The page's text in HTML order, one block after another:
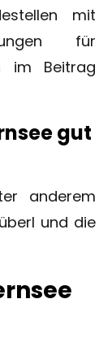
mit
für
im Beitrag
gut
anderem
und die